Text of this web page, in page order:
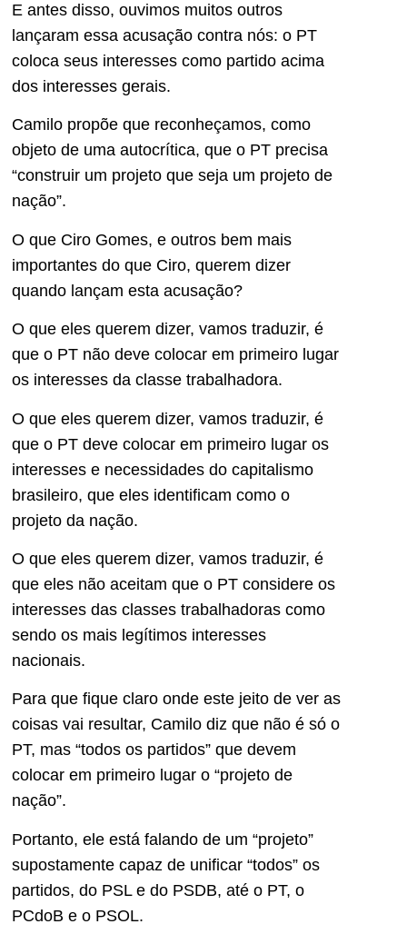
E antes disso, ouvimos muitos outros
lançaram essa acusação contra nós: o PT
coloca seus interesses como partido acima
dos interesses gerais.
Camilo propõe que reconheçamos, como
objeto de uma autocrítica, que o PT precisa
“construir um projeto que seja um projeto de
nação”.
O que Ciro Gomes, e outros bem mais
importantes do que Ciro, querem dizer
quando lançam esta acusação?
O que eles querem dizer, vamos traduzir, é
que o PT não deve colocar em primeiro lugar
os interesses da classe trabalhadora.
O que eles querem dizer, vamos traduzir, é
que o PT deve colocar em primeiro lugar os
interesses e necessidades do capitalismo
brasileiro, que eles identificam como o
projeto da nação.
O que eles querem dizer, vamos traduzir, é
que eles não aceitam que o PT considere os
interesses das classes trabalhadoras como
sendo os mais legítimos interesses
nacionais.
Para que fique claro onde este jeito de ver as
coisas vai resultar, Camilo diz que não é só o
PT, mas “todos os partidos” que devem
colocar em primeiro lugar o “projeto de
nação”.
Portanto, ele está falando de um “projeto”
supostamente capaz de unificar “todos” os
partidos, do PSL e do PSDB, até o PT, o
PCdoB e o PSOL.